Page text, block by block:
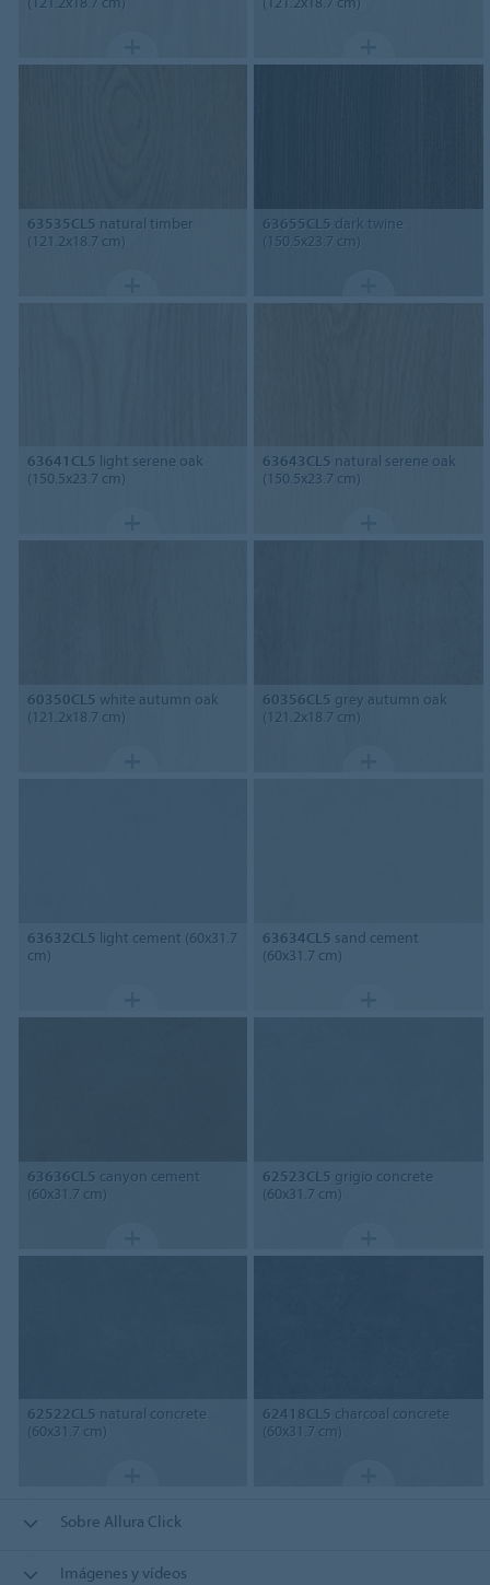
63535CL5 natural timber
(121.2x18.7 cm)
63655CL5 dark twine
(150.5x23.7 cm)
63641CL5 light serene oak
(150.5x23.7 cm)
63643CL5 natural serene oak
(150.5x23.7 cm)
60350CL5 white autumn oak
(121.2x18.7 cm)
60356CL5 grey autumn oak
(121.2x18.7 cm)
63632CL5 light cement (60x31.7
cm)
63634CL5 sand cement
(60x31.7 cm)
63636CL5 canyon cement
(60x31.7 cm)
62523CL5 grigio concrete
(60x31.7 cm)
62522CL5 natural concrete
(60x31.7 cm)
62418CL5 charcoal concrete
(60x31.7 cm)
Sobre Allura Click
Imágenes y vídeos